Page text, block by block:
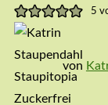
5
von